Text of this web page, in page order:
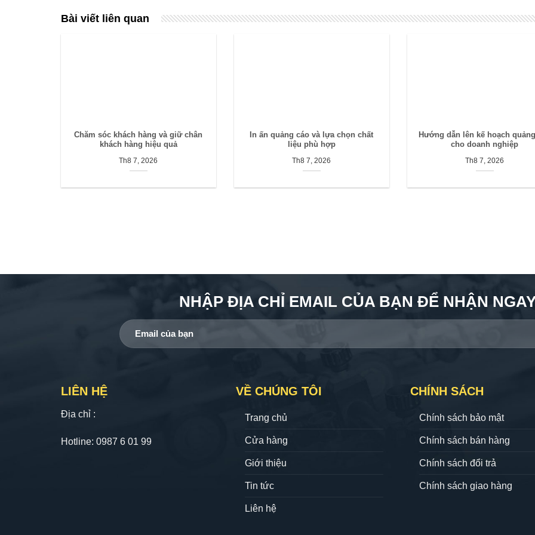
Bài viết liên quan
Chăm sóc khách hàng và giữ chân
khách hàng hiệu quả
Th8 7, 2026
In ấn quảng cáo và lựa chọn chất
liệu phù hợp
Th8 7, 2026
Hướng dẫn lên kế hoạch
cho doanh nghiệp
Th8 7, 2026
NHẬP ĐỊA CHỈ EMAIL CỦA BẠN ĐỂ NHẬN
LIÊN HỆ
Địa chỉ :
Hotline: 0987 6 01 99
VỀ CHÚNG TÔI
Trang chủ
Cửa hàng
Giới thiệu
Tin tức
Liên hệ
CHÍNH SÁCH
Chính sách bảo mật
Chính sách bán hàng
Chính sách đổi trả
Chính sách giao hàng